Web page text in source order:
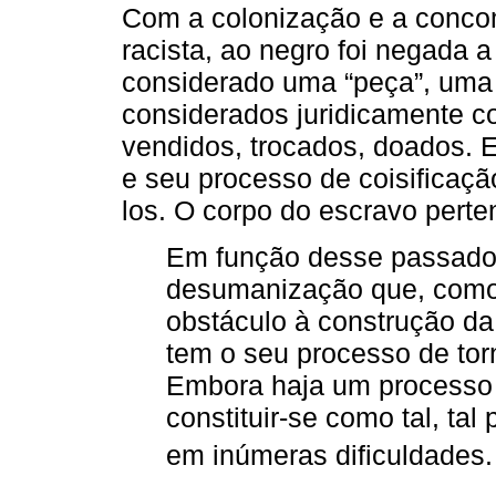
Com a colonização e a
racista, ao negro foi negada
considerado uma “peça”,
considerados juridicamente
vendidos, trocados, doados.
e seu processo de
los. O corpo do escravo
Em função desse
desumanização que,
obstáculo à construção
tem o seu processo de
Embora haja um
constituir-se como tal, tal
em inúmeras